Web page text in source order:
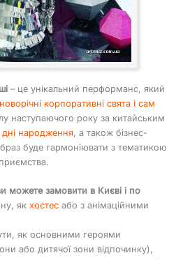
– це унікальний перформанс, який
новорічні корпоративні свята і сам
наступаючого року за китайським
дні народження, а також бізнес-
буде гармоніювати з тематикою
можете замовити в Києві і по
якхостес або з анімаційними
як основними героями
або дитячої зони відпочинку),